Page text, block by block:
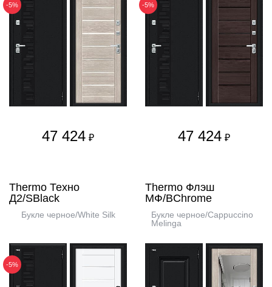
-5%
47 424 ₽
-5%
47 424 ₽
Thermo Техно
Д2/SBlack
Букле черное/White Silk
-5%
Thermo Флэш
МФ/BChrome
Букле черное/Cappuccino
Melinga